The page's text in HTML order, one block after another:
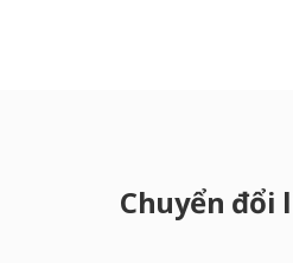
Chuyển đổi